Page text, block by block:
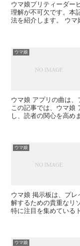
ウマ娘プリティーダー
理解が不可欠です。本
法を紹介します。 ウ
ウマ娘
ウマ娘 アプリの曲は、
この記事では、ウマ娘
し、読者の関心を高め
ウマ娘
ウマ娘 掲示板は、プ
解するための貴重なリ
特に注目を集めている
ウマ娘